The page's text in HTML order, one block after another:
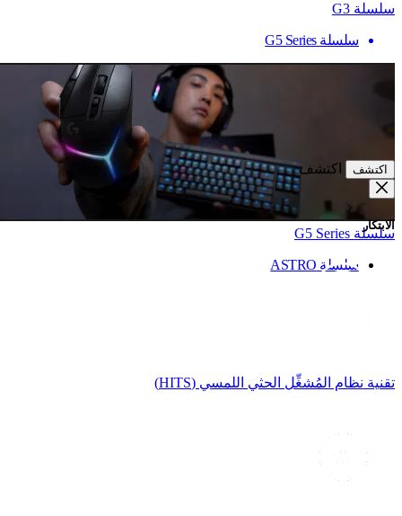
سلسلة G3
سلسلة G5 Series
سلسلة G5 Series
سلسلة ASTRO
اكتشف اكتشف
الابتكار
تقنية نظام المُشغِّل الحثي اللمسي (HITS)